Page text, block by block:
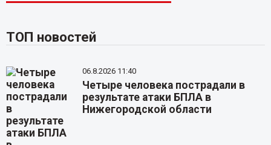
ТОП новостей
06.8.2026 11:40
Четыре человека пострадали в
результате атаки БПЛА в
Нижегородской области